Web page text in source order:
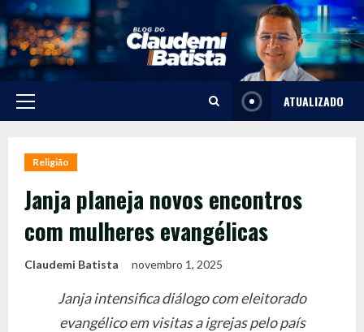
Skip
to
content
Primary
ATUALIZADO
Religião
Janja planeja novos encontros
com mulheres evangélicas
Claudemi Batista novembro 1, 2025
Janja intensifica diálogo com eleitorado
evangélico em visitas a igrejas pelo país